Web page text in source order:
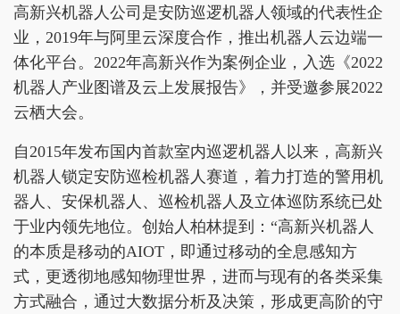
高新兴机器人公司是安防巡逻机器人领域的代表性企
业，2019年与阿里云深度合作，推出机器人云边端一
体化平台。2022年高新兴作为案例企业，入选《2022
机器人产业图谱及云上发展报告》，并受邀参展2022
云栖大会。
自2015年发布国内首款室内巡逻机器人以来，高新兴
机器人锁定安防巡检机器人赛道，着力打造的警用机
器人、安保机器人、巡检机器人及立体巡防系统已处
于业内领先地位。创始人柏林提到：“高新兴机器人
的本质是移动的AIOT，即通过移动的全息感知方
式，更透彻地感知物理世界，进而与现有的各类采集
方式融合，通过大数据分析及决策，形成更高阶的守